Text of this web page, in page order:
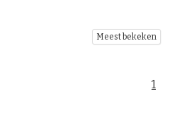
Meest bekeken
1